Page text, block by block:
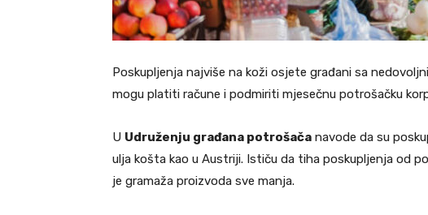
Poskupljenja najviše na koži osjete građani sa
mogu platiti račune i podmiriti mjesečnu potrošačku
U Udruženju građana potrošača navode da su
ulja košta kao u Austriji. Ističu da tiha poskupljenja od
je gramaža proizvoda sve manja.